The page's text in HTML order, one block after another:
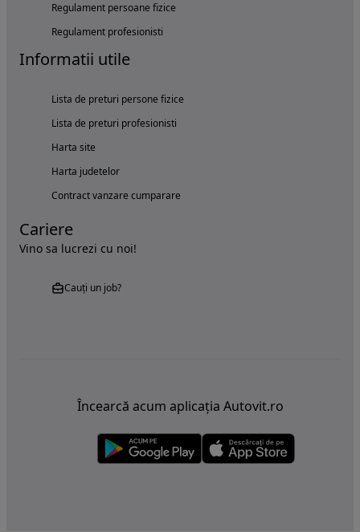
Regulament persoane fizice
Regulament profesionisti
Informatii utile
Lista de preturi persone fizice
Lista de preturi profesionisti
Harta site
Harta judetelor
Contract vanzare cumparare
Cariere
Vino sa lucrezi cu noi!
Cauți un job?
Încearcă acum aplicația Autovit.ro